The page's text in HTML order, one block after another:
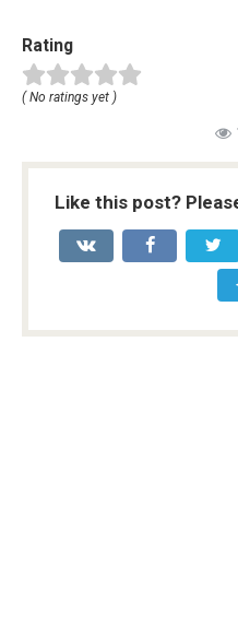
Rating
( No ratings yet )
Like this post?